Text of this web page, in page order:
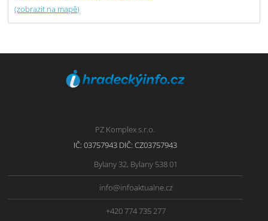
(zobrazit na mapě)
PZ Komplex s.r.o.
IČ: 03757943 DIČ: CZ03757943
Bylany 32, Bylany 538 01
info@infoaktualne.cz
+420 774 735 277